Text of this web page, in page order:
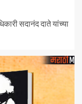
सदानंद दाते यांच्या